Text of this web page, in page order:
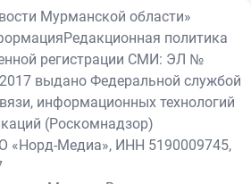
Мурманской области»
Редакционная политика
регистрации СМИ: ЭЛ №
выдано Федеральной службой
информационных технологий
(Роскомнадзор)
«Норд-Медиа», ИНН 5190009745,